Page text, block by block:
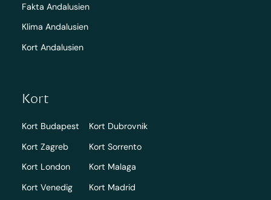
Fakta Andalusien
Klima Andalusien
Kort Andalusien
Kort
Kort Budapest
Kort Zagreb
Kort London
Kort Venedig
Kort Dubrovnik
Kort Sorrento
Kort Malaga
Kort Madrid